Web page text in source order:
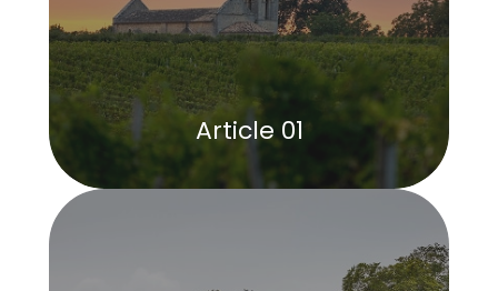
Article 01